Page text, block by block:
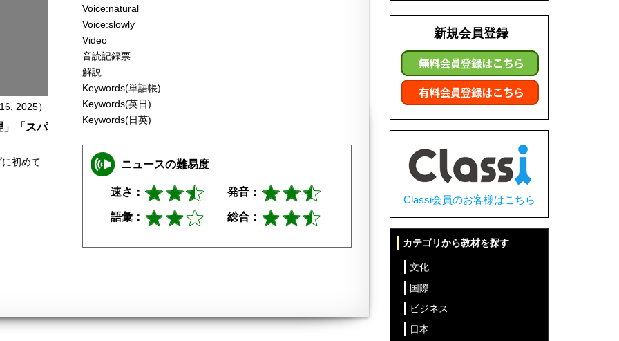
新規会員登録
Classi会員のお客様はこちら
カテゴリから教材を探す
文化
国際
ビジネス
日本
2025）
」「スパ
初めて
Voice:natural
Voice:slowly
Video
音読記録票
解説
Keywords(単語帳)
Keywords(英日)
Keywords(日英)
ニュースの難易度
速さ： 発音：
語彙： 総合：